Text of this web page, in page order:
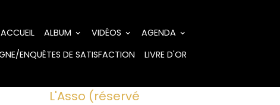
ACCUEIL ALBUM VIDÉOS
AGENDA
ENQUÊTES DE SATISFACTION
LIVRE D'OR
L'Asso (réservé